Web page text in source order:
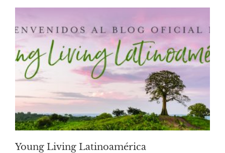
Young Living Latinoamérica